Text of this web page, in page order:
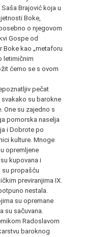
Brajović koja u
Boke,
o njegovom
Gospe od
Boke kao „metaforu
letimičnim
ćemo se s ovom
pečat
su barokne
One su zajedno s
pomorska naselja
i Dobrote po
kulture. Mnoge
opremljene
kupovana i
su propašću
previranjima IX.
nestala.
su opremane
su sačuvana.
Radoslavom
baroknog